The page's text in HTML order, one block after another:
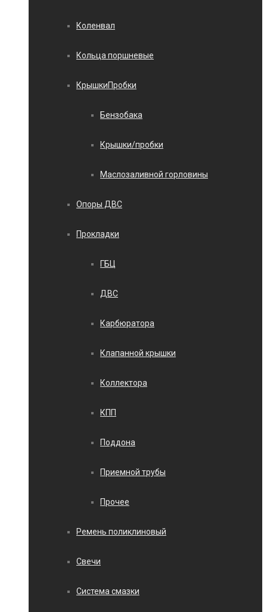
Коленвал
Кольца поршневые
КрышкиПробки
Бензобака
Крышки/пробки
Маслозаливной горловины
Опоры ДВС
Прокладки
ГБЦ
ДВС
Карбюратора
Клапанной крышки
Коллектора
КПП
Поддона
Приемной трубы
Прочее
Ремень поликлиновый
Свечи
Система смазки